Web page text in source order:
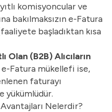
komisyoncular ve
bakılmaksızın e-Fatura
başladıktan kısa
Olan (B2B) Alıcıların
e-Fatura mükellefi ise,
faturayı
yükümlüdür.
Nelerdir?